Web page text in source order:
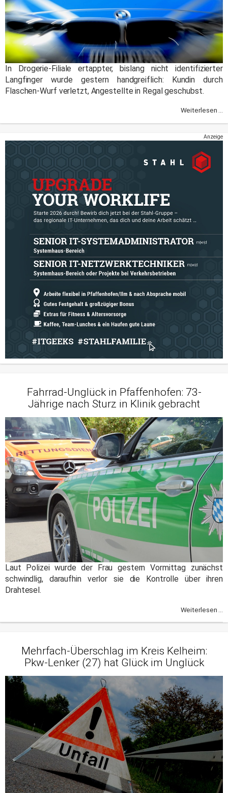
In Drogerie-Filiale ertappter, bislang nicht identifizierter
Langfinger wurde gestern handgreiflich: Kundin durch
Flaschen-Wurf verletzt, Angestellte in Regal geschubst.
Weiterlesen ...
Anzeige
Fahrrad-Unglück in Pfaffenhofen: 73-
Jährige nach Sturz in Klinik gebracht
Laut Polizei wurde der Frau gestern Vormittag zunächst
schwindlig, daraufhin verlor sie die Kontrolle über ihren
Drahtesel.
Weiterlesen ...
Mehrfach-Überschlag im Kreis Kelheim:
Pkw-Lenker (27) hat Glück im Unglück